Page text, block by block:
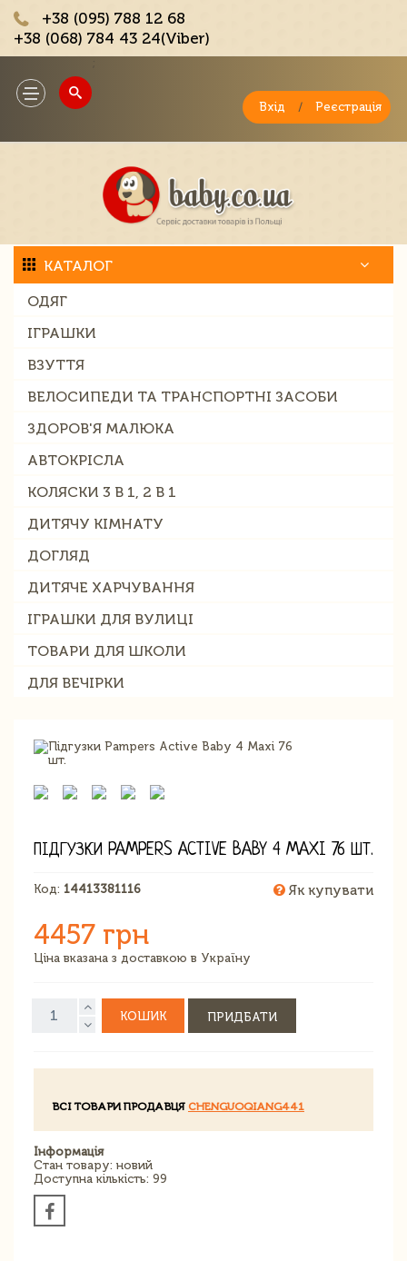
+38 (095) 788 12 68
+38 (068) 784 43 24(Viber)
Toggle
navigation
Вхід / Реєстрація
КАТАЛОГ
ОДЯГ
ІГРАШКИ
ВЗУТТЯ
ВЕЛОСИПЕДИ ТА ТРАНСПОРТНІ ЗАСОБИ
ЗДОРОВ'Я МАЛЮКА
АВТОКРІСЛА
КОЛЯСКИ 3 В 1, 2 В 1
ДИТЯЧУ КІМНАТУ
ДОГЛЯД
ДИТЯЧЕ ХАРЧУВАННЯ
ІГРАШКИ ДЛЯ ВУЛИЦІ
ТОВАРИ ДЛЯ ШКОЛИ
ДЛЯ ВЕЧІРКИ
ПІДГУЗКИ PAMPERS ACTIVE BABY 4 MAXI 76 ШТ.
Код: 14413381116 Як купувати
4457 грн
Ціна вказана з доставкою в Україну
КОШИК ПРИДБАТИ
ВСІ ТОВАРИ ПРОДАВЦЯ CHENGUOQIANG441
Інформація
Стан товару: новий
Доступна кількість: 99